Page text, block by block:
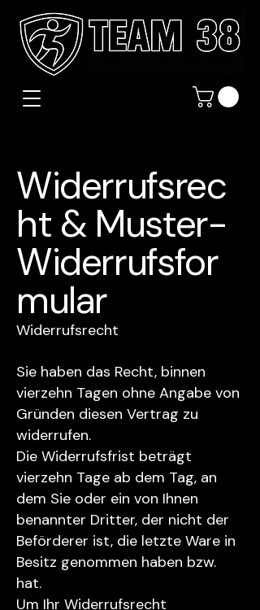
Widerrufsrec
ht & Muster-
Widerrufsfor
mular
Widerrufsrecht
Sie haben das Recht, binnen
vierzehn Tagen ohne Angabe von
Gründen diesen Vertrag zu
widerrufen.
Die Widerrufsfrist beträgt
vierzehn Tage ab dem Tag, an
dem Sie oder ein von Ihnen
benannter Dritter, der nicht der
Beförderer ist, die letzte Ware in
Besitz genommen haben bzw.
hat.
Um Ihr Widerrufsrecht